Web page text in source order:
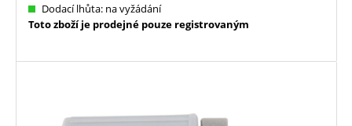
Dodací lhůta: na vyžádání
Toto zboží je prodejné pouze registrovaným